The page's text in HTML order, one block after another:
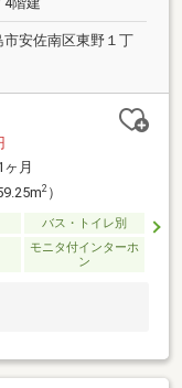
市安佐南区東野１丁
ヶ月
2）
バス・トイレ別
モニタ付インターホ
ン